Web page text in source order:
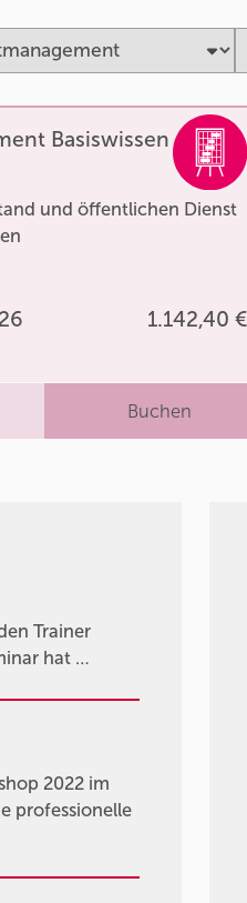
Basiswissen
und öffentlichen Dienst
1.142,40 €
Buchen
Trainer
hat …
2022 im
professionelle